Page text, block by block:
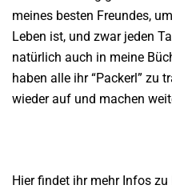
meines besten Freundes,
Leben ist, und zwar jeden
natürlich auch in meine
haben alle ihr “Packerl” zu
wieder auf und machen
Hier findet ihr mehr Infos zu